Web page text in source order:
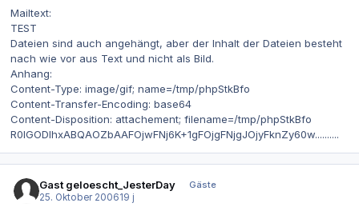
Mailtext:
TEST
Dateien sind auch angehängt, aber der Inhalt der Dateien besteht
nach wie vor aus Text und nicht als Bild.
Anhang:
Content-Type: image/gif; name=/tmp/phpStkBfo
Content-Transfer-Encoding: base64
Content-Disposition: attachement; filename=/tmp/phpStkBfo
R0lGODlhxABQAOZbAAFOjwFNj6K+1gFOjgFNjgJOjyFknZy60w..........
Gast geloescht_JesterDay
Gäste
25. Oktober 200619 j